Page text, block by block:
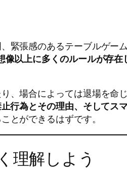
緊張感のあるテーブルゲー
像以上に多くのルールが存
、場合によっては退場を命
行為とその理由、そしてス
とができるはずです。
理解しよう